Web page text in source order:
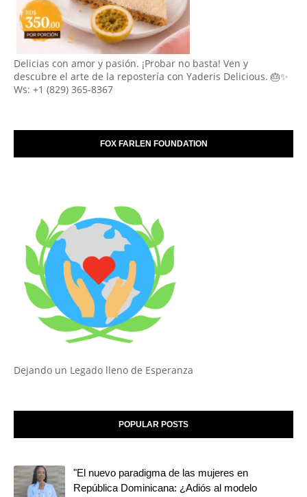
Delicias con amor y pasión. ¡Probar no basta! Ven y
descubre el arte de la repostería con Yaderis Delicious. 🎂✨
Ws: +1 (829) 365-8367
FOX FARLEN FOUNDATION
Dejando un Legado lleno de Esperanza
POPULAR POSTS
"El nuevo paradigma de las mujeres en
República Dominicana: ¿Adiós al modelo